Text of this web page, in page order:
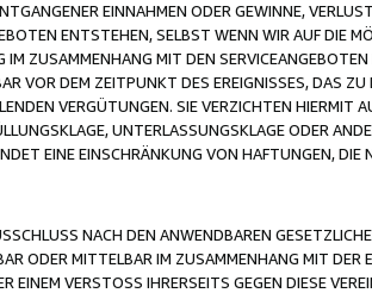
EINNAHMEN ODER GEWINNE,
ENTSTEHEN, SELBST WENN WIR AUF DIE
ZUSAMMENHANG MIT DEN
VOR DEM ZEITPUNKT DES EREIGNISSES, DAS
VERGÜTUNGEN. SIE VERZICHTEN HIERMIT
UNTERLASSUNGSKLAGE ODER
EINE EINSCHRÄNKUNG VON HAFTUNGEN,
NACH DEN ANWENDBAREN
ODER MITTELBAR IM ZUSAMMENHANG MIT DER
EINEM VERSTOSS IHRERSEITS GEGEN DIESE